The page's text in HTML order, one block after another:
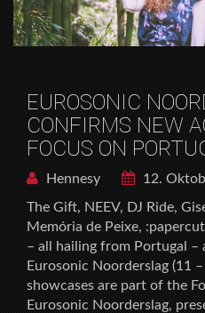
EUROSONIC
CONFIRMS NEW
FOCUS ON
Hennesy
12.
The Gift, NEEV, DJ Ride,
Memória de Peixe,
– all hailing from Portugal –
Eurosonic Noorderslag (11
showcases are part of the
Eurosonic Noorderslag,